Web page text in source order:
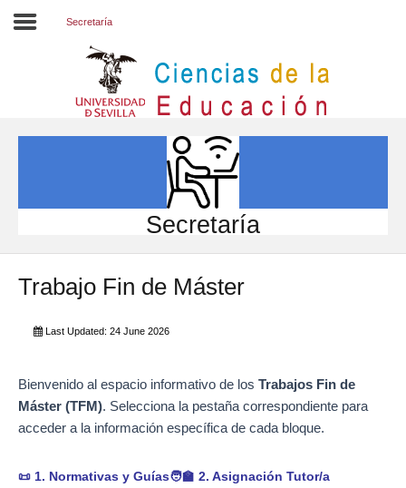
INVESTIGACIÓN
INTERNACIONAL
Directorio FCCE
Secretaría
Secretaría
Trabajo Fin de Máster
Last Updated: 24 June 2026
Bienvenido al espacio informativo de los Trabajos Fin de
Máster (TFM). Selecciona la pestaña correspondiente para
acceder a la información específica de cada bloque.
📜 1. Normativas y Guías🧑‍🏫 2. Asignación Tutor/a